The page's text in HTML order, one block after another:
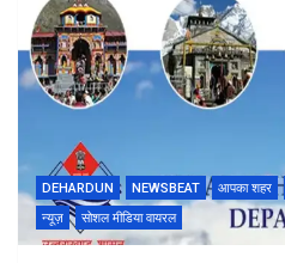
DEHARDUN NEWSBEAT आपका शहर
न्यूज़
सोशल मीडिया वायरल